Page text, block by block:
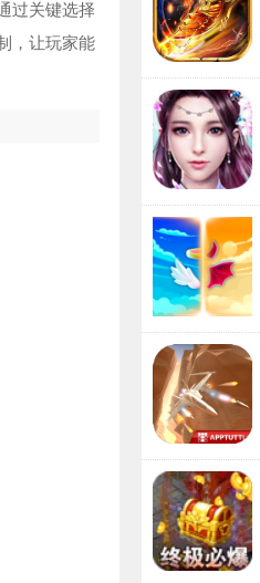
过关键选择
，让玩家能